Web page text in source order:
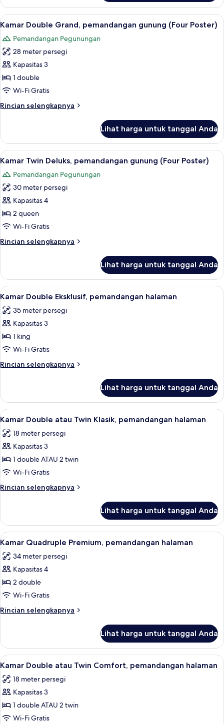
Kamar
Double
Klasik
Poster)
Lihat
semua
foto
untuk
Kamar
Double
Grand,
gunung
Kamar Double Grand,
3
Kamar Double Grand, pemandangan gunung (Four Poster)
Pemandangan Pegunungan
28 meter persegi
Kapasitas 3
1 double
Wi-Fi Gratis
Rincian selengkapnya
Rincian
Kamar
Double
Grand,
gunung
(Four
Poster)
Lihat harga untuk tanggal Anda
Lihat
semua
foto
untuk
Kamar
Twin
Deluks,
gunung
Kamar Twin Deluks, pemandangan
3
Kamar Twin Deluks, pemandangan gunung (Four Poster)
Pemandangan Pegunungan
30 meter persegi
Kapasitas 4
2 queen
Wi-Fi Gratis
Rincian selengkapnya
Rincian
Kamar
Twin
Deluks,
gunung
(Four
Lihat harga untuk tanggal Anda
Lihat
semua
foto
untuk
Kamar
Double
Eksklusif,
pemandangan
Kamar Double Eksklusif,
3
Kamar Double Eksklusif, pemandangan halaman
35 meter persegi
Kapasitas 3
1 king
Wi-Fi Gratis
Rincian selengkapnya
Rincian
Kamar
Double
Eksklusif,
halaman
Lihat harga untuk tanggal Anda
Lihat
semua
foto
untuk
Kamar
Double
atau
Twin
pemandangan
halaman
Kamar Double atau Twin Klasik,
3
Kamar Double atau Twin Klasik, pemandangan halaman
18 meter persegi
Kapasitas 3
1 double ATAU 2 twin
Wi-Fi Gratis
Rincian selengkapnya
Rincian
Kamar
Double
atau
Klasik,
pemandangan
Lihat harga untuk tanggal Anda
Lihat
semua
foto
untuk
Kamar
Quadruple
Premium,
pemandangan
Kamar Quadruple Premium,
3
Kamar Quadruple Premium, pemandangan halaman
34 meter persegi
Kapasitas 4
2 double
Wi-Fi Gratis
Rincian selengkapnya
Rincian
Kamar
Quadruple
Premium,
halaman
Lihat harga untuk tanggal Anda
Lihat
semua
foto
untuk
Kamar
Double
Kamar Double atau Twin Comfort,
1
Kamar Double atau Twin Comfort, pemandangan halaman
18 meter persegi
Kapasitas 3
1 double ATAU 2 twin
Wi-Fi Gratis